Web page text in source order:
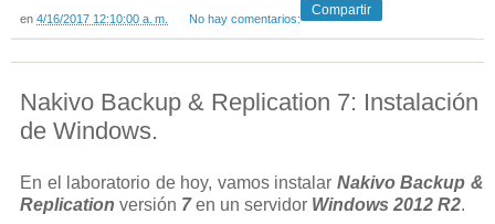
en 4/16/2017 12:10:00 a. m. No hay comentarios:
Compartir
Nakivo Backup & Replication 7: Instalación
de Windows.
En el laboratorio de hoy, vamos instalar Nakivo Backup &
Replication versión 7en un servidor Windows 2012 R2.